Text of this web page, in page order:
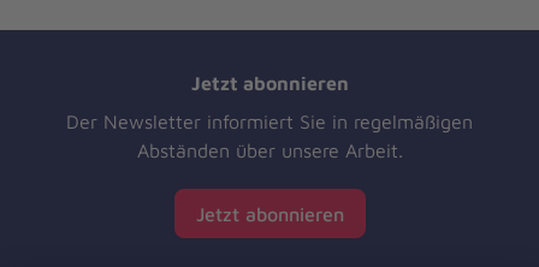
Jetzt abonnieren
Der Newsletter informiert Sie in regelmäßigen
Abständen über unsere Arbeit.
Jetzt abonnieren